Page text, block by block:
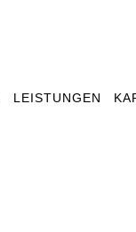
LEISTUNGEN